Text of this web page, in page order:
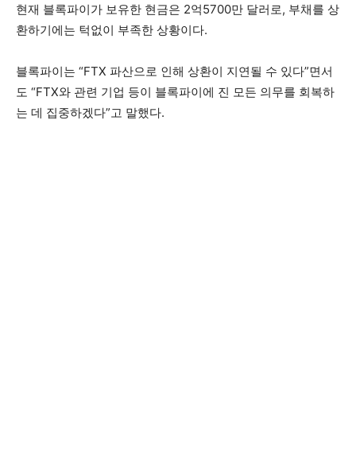
현재 블록파이가 보유한 현금은 2억5700만 달러로, 부채를 상
환하기에는 턱없이 부족한 상황이다.
블록파이는 “FTX 파산으로 인해 상환이 지연될 수 있다”면서
도 “FTX와 관련 기업 등이 블록파이에 진 모든 의무를 회복하
는 데 집중하겠다”고 말했다.